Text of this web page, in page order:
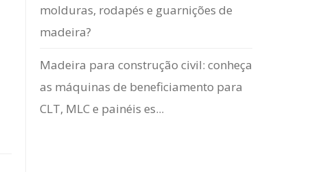
molduras, rodapés e guarnições de
madeira?
Madeira para construção civil: conheça
as máquinas de beneficiamento para
CLT, MLC e painéis es...